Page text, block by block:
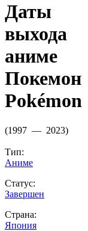
Даты
выхода
аниме
Покемон
Pokémon
(1997 — 2023)
Тип:
Аниме
Статус:
Завершен
Страна:
Япония